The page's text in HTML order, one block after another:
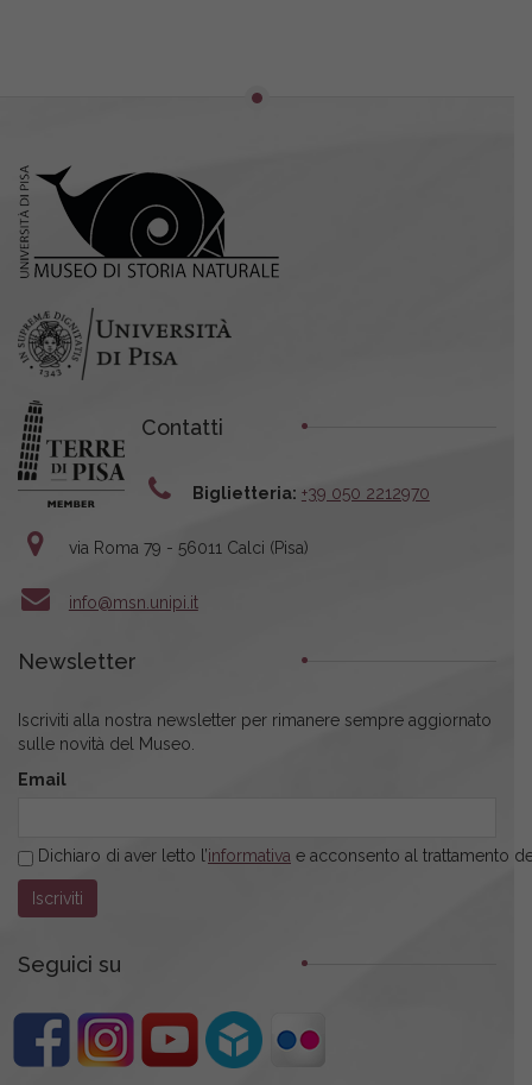
Contatti
Biglietteria: +39 050 2212970
via Roma 79 - 56011 Calci (Pisa)
info@msn.unipi.it
Newsletter
Iscriviti alla nostra newsletter per rimanere sempre aggiornato
sulle novità del Museo.
Email
Dichiaro di aver letto l’informativa e acconsento al trattamento
Seguici su